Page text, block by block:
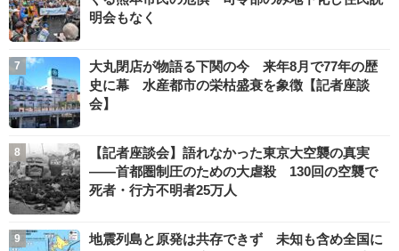
明会もなく
大丸閉店が物語る下関の今 来年8月で77年の歴
史に幕 水産都市の栄枯盛衰を象徴【記者座談
会】
【記者座談会】語れなかった東京大空襲の真実
――首都圏制圧のための大虐殺 130回の空襲で
死者・行方不明者25万人
地震列島と原発は共存できず 未知も含め全国に